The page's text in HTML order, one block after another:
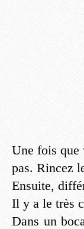
Une fois que
pas. Rincez
Ensuite,
Il y a le très
Dans un